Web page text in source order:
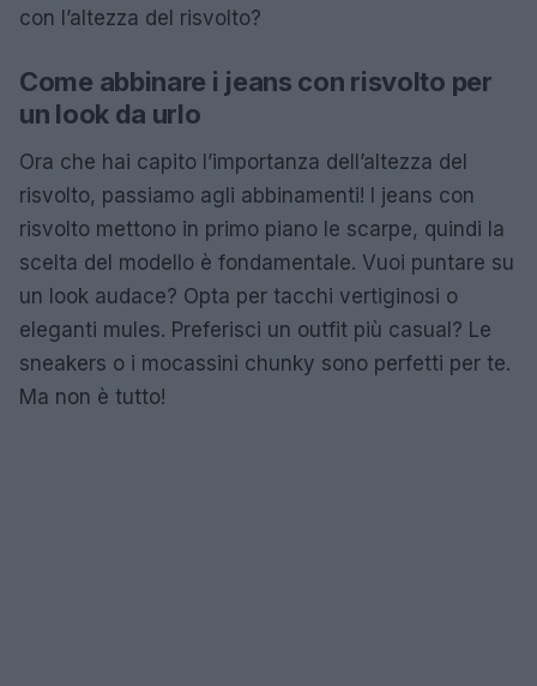
con l’altezza del risvolto?
Come abbinare i jeans con risvolto per
un look da urlo
Ora che hai capito l’importanza dell’altezza del
risvolto, passiamo agli abbinamenti! I jeans con
risvolto mettono in primo piano le scarpe, quindi la
scelta del modello è fondamentale. Vuoi puntare su
un look audace? Opta per tacchi vertiginosi o
eleganti mules. Preferisci un outfit più casual? Le
sneakers o i mocassini chunky sono perfetti per te.
Ma non è tutto!